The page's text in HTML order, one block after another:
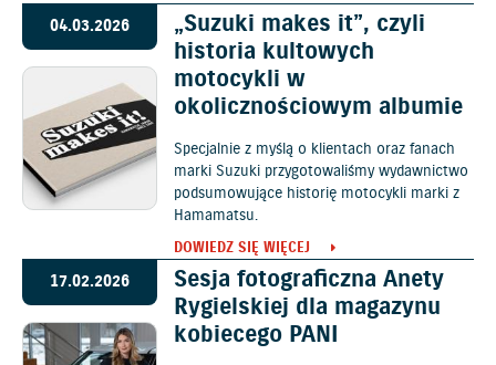
04.03.2026
„Suzuki makes it”, czyli
historia kultowych
motocykli w
okolicznościowym albumie
Specjalnie z myślą o klientach oraz fanach
marki Suzuki przygotowaliśmy wydawnictwo
podsumowujące historię motocykli marki z
Hamamatsu.
DOWIEDZ SIĘ WIĘCEJ
17.02.2026
Sesja fotograficzna Anety
Rygielskiej dla magazynu
kobiecego PANI